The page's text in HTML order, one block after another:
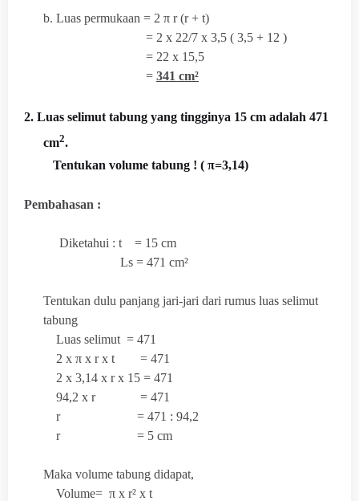
b. Luas permukaan = 2 π r (r + t)
= 2 x 22/7 x 3,5 ( 3,5 + 12 )
= 22 x 15,5
= 341 cm²
2. Luas selimut tabung yang tingginya 15 cm adalah 471
cm2.
Tentukan volume tabung ! ( π=3,14)
Pembahasan :
Diketahui : t = 15 cm
Ls = 471 cm²
Tentukan dulu panjang jari-jari dari rumus luas selimut
tabung
Luas selimut = 471
2 x π x r x t = 471
2 x 3,14 x r x 15 = 471
94,2 x r = 471
r = 471 : 94,2
r = 5 cm
Maka volume tabung didapat,
Volume= π x r² x t